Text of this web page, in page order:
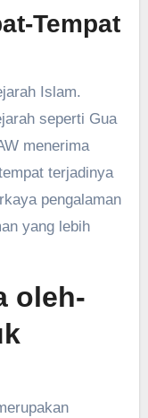
Tempat
Islam.
seperti Gua
menerima
terjadinya
pengalaman
yang lebih
oleh-